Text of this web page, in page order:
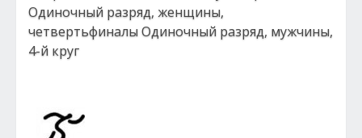
Одиночный разряд, женщины,
четвертьфиналы Одиночный разряд, мужчины,
4-й круг